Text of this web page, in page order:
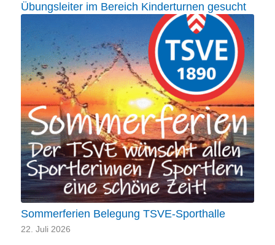
Übungsleiter im Bereich Kinderturnen gesucht
Sommerferien Belegung TSVE-Sporthalle
22. Juli 2026